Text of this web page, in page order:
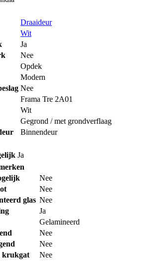
Draaideur
Wit
Ja
Nee
Opdek
Modern
Nee
Frama Tre 2A01
Wit
Gegrond / met grondverflaag
Binnendeur
Ja
Nee
Nee
glas Nee
Ja
Gelamineerd
Nee
Nee
krukgat
Nee